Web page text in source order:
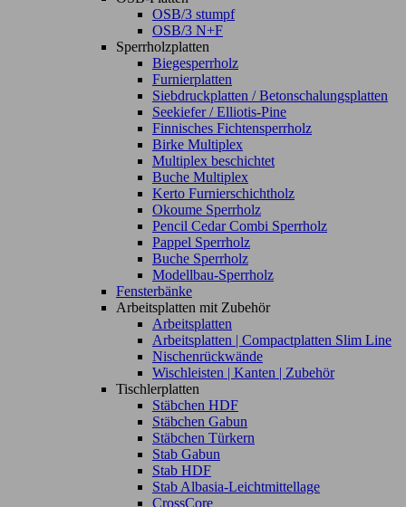
OSB/3 stumpf
OSB/3 N+F
Sperrholzplatten
Biegesperrholz
Furnierplatten
Siebdruckplatten / Betonschalungsplatten
Seekiefer / Elliotis-Pine
Finnisches Fichtensperrholz
Birke Multiplex
Multiplex beschichtet
Buche Multiplex
Kerto Furnierschichtholz
Okoume Sperrholz
Pencil Cedar Combi Sperrholz
Pappel Sperrholz
Buche Sperrholz
Modellbau-Sperrholz
Fensterbänke
Arbeitsplatten mit Zubehör
Arbeitsplatten
Arbeitsplatten | Compactplatten Slim Line
Nischenrückwände
Wischleisten | Kanten | Zubehör
Tischlerplatten
Stäbchen HDF
Stäbchen Gabun
Stäbchen Türkern
Stab Gabun
Stab HDF
Stab Albasia-Leichtmittellage
CrossCore